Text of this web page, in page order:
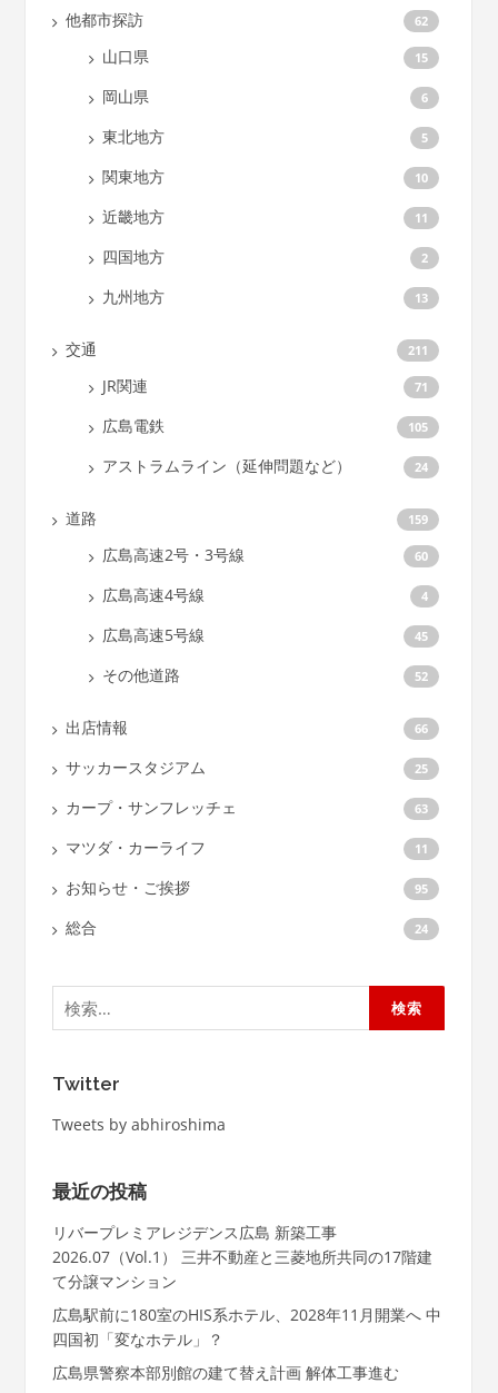
他都市探訪 62
山口県 15
岡山県 6
東北地方 5
関東地方 10
近畿地方 11
四国地方 2
九州地方 13
交通 211
JR関連 71
広島電鉄 105
アストラムライン（延伸問題など） 24
道路 159
広島高速2号・3号線 60
広島高速4号線 4
広島高速5号線 45
その他道路 52
出店情報 66
サッカースタジアム 25
カープ・サンフレッチェ 63
マツダ・カーライフ 11
お知らせ・ご挨拶 95
総合 24
検
索:
Twitter
Tweets by abhiroshima
最近の投稿
リバープレミアレジデンス広島 新築工事
2026.07（Vol.1） 三井不動産と三菱地所共同の17階建
て分譲マンション
広島駅前に180室のHIS系ホテル、2028年11月開業へ 中
四国初「変なホテル」？
広島県警察本部別館の建て替え計画 解体工事進む